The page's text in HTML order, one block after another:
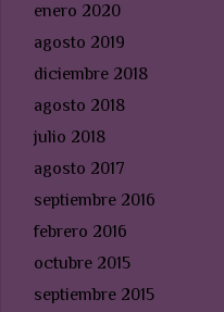
enero 2020
agosto 2019
diciembre 2018
agosto 2018
julio 2018
agosto 2017
septiembre 2016
febrero 2016
octubre 2015
septiembre 2015